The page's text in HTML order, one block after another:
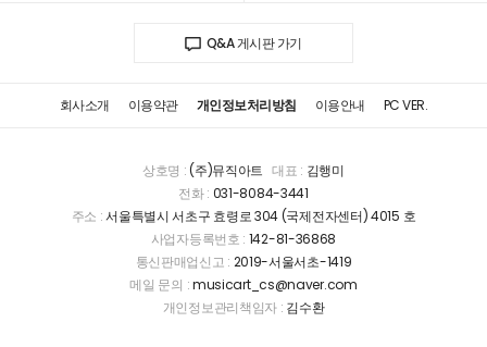
Q&A 게시판 가기
회사소개 이용약관 개인정보처리방침 이용안내 PC VER.
상호명 :(주)뮤직아트 대표 : 김행미
전화 : 031-8084-3441
주소 :서울특별시 서초구 효령로 304 (국제전자센터) 4015 호
사업자등록번호 : 142-81-36868
통신판매업신고 : 2019-서울서초-1419
메일 문의 :musicart_cs@naver.com
개인정보관리책임자 : 김수환